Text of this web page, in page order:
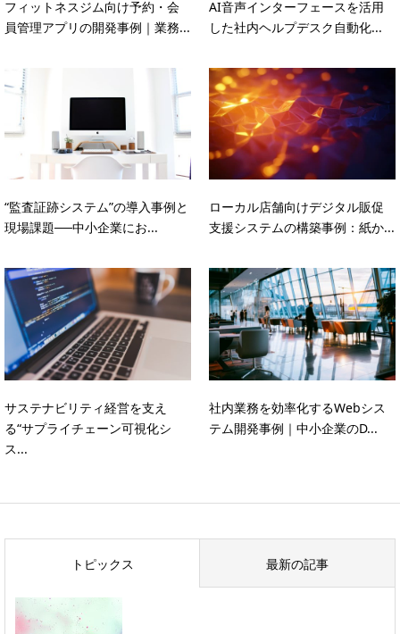
フィットネスジム向け予約・会
員管理アプリの開発事例｜業務...
AI音声インターフェースを活用
した社内ヘルプデスク自動化...
“監査証跡システム”の導入事例と
現場課題──中小企業にお...
ローカル店舗向けデジタル販促
支援システムの構築事例：紙か...
サステナビリティ経営を支え
る“サプライチェーン可視化シ
ス...
社内業務を効率化するWebシス
テム開発事例｜中小企業のD...
トピックス 最新の記事